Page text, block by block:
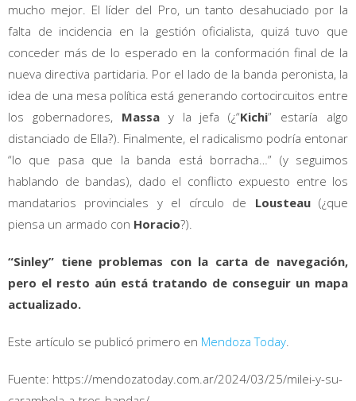
mucho mejor. El líder del Pro, un tanto desahuciado por la
falta de incidencia en la gestión oficialista, quizá tuvo que
conceder más de lo esperado en la conformación final de la
nueva directiva partidaria. Por el lado de la banda peronista, la
idea de una mesa política está generando cortocircuitos entre
los gobernadores, Massay la jefa (¿“Kichi” estaría algo
distanciado de Ella?). Finalmente, el radicalismo podría entonar
“lo que pasa que la banda está borracha…” (y seguimos
hablando de bandas), dado el conflicto expuesto entre los
mandatarios provinciales y el círculo de Lousteau(¿que
piensa un armado con Horacio?).
“Sinley” tiene problemas con la carta de navegación,
pero el resto aún está tratando de conseguir un mapa
actualizado.
Este artículo se publicó primero en Mendoza Today
Fuente: https://mendozatoday.com.ar/2024/03/25/milei-y-su-